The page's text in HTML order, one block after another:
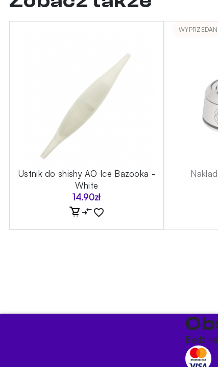
Ustnik do shishy AO Ice Bazooka -
White
14.90zł
Bądź